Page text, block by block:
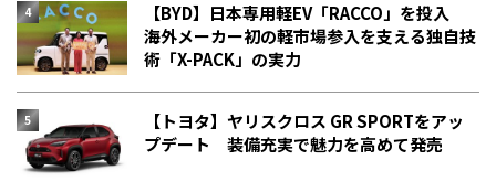
【BYD】日本専用軽EV「RACCO」を投入
海外メーカー初の軽市場参入を支える独自技
術「X-PACK」の実力
【トヨタ】ヤリスクロス GR SPORTをアッ
プデート 装備充実で魅力を高めて発売